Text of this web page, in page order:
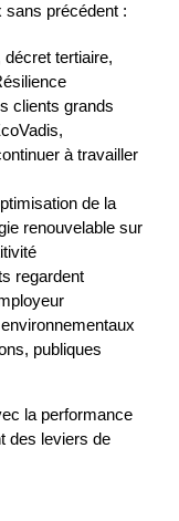
sans précédent :
tertiaire,
clients grands
à travailler
de la
renouvelable sur
regardent
publiques
la performance
des leviers de